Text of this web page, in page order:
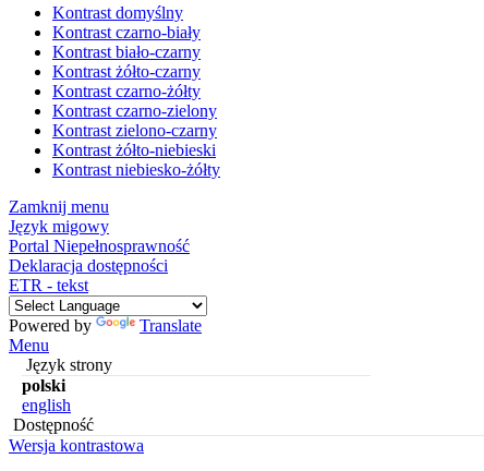
Kontrast domyślny
Kontrast czarno-biały
Kontrast biało-czarny
Kontrast żółto-czarny
Kontrast czarno-żółty
Kontrast czarno-zielony
Kontrast zielono-czarny
Kontrast żółto-niebieski
Kontrast niebiesko-żółty
Zamknij menu
Język migowy
Portal Niepełnosprawność
Deklaracja dostępności
ETR - tekst
Powered by
Translate
Menu
Język strony
polski
english
Dostępność
Wersja kontrastowa